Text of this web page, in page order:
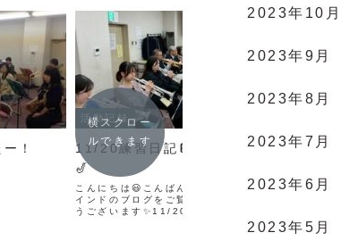
！
活動記録
11/20練習日記📔とパート練習
🎷
こんにちは😃こんばんは🌇いつも市川ウ
インドのブログをご覧いただきありがと
うございます✨11/20は市川駅南公民館
にて団員練習でした🙌2部の曲を中心に合
わせていきました♪ありがたいことに団員
基礎と候
横スクロー
ルできます
2023年10月
2023年9月
2023年8月
2023年7月
2023年6月
2023年5月